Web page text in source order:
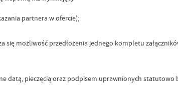
partnera w ofercie);
się możliwość przedłożenia jednego kompletu
datą, pieczęcią oraz podpisem uprawnionych